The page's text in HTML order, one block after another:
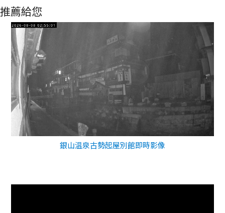
推薦給您
銀山温泉古勢起屋別館即時影像